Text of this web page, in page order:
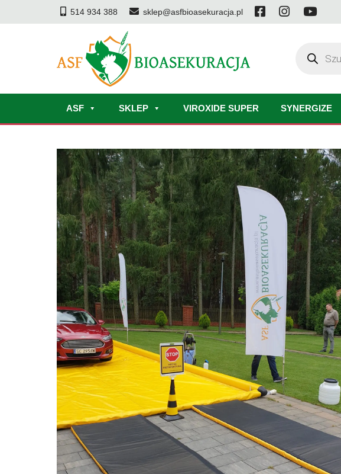
514 934 388 sklep@asfbioasekuracja.pl
produktów
ASF SKLEP VIROXIDE SUPER SYNERGIZE